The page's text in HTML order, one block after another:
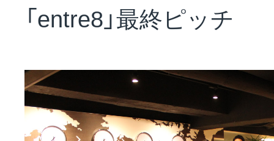
NEWS
会社概要
「entre8」最終ピッチ